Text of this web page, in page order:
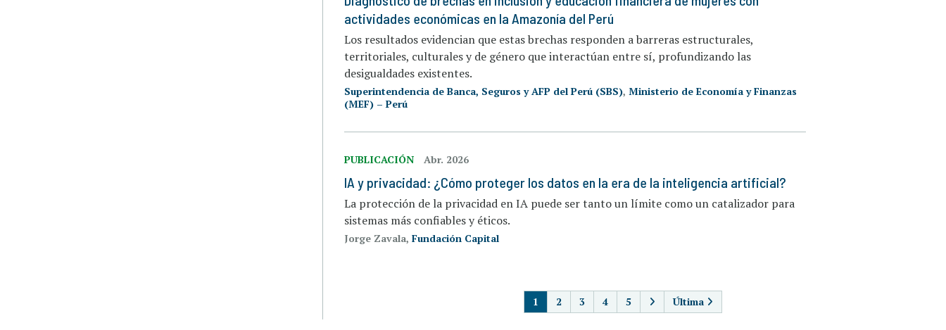
actividades económicas en la Amazonía del Perú
Los resultados evidencian que estas brechas responden a barreras estructurales,
territoriales, culturales y de género que interactúan entre sí, profundizando las
desigualdades existentes.
Superintendencia de Banca, Seguros y AFP del Perú (SBS), Ministerio de Economía y Finanzas
(MEF) – Perú
PUBLICACIÓN Abr. 2026
IA y privacidad: ¿Cómo proteger los datos en la era de la inteligencia artificial?
La protección de la privacidad en IA puede ser tanto un límite como un catalizador para
sistemas más confiables y éticos.
Jorge Zavala, Fundación Capital
1 2 3 4 5 Última